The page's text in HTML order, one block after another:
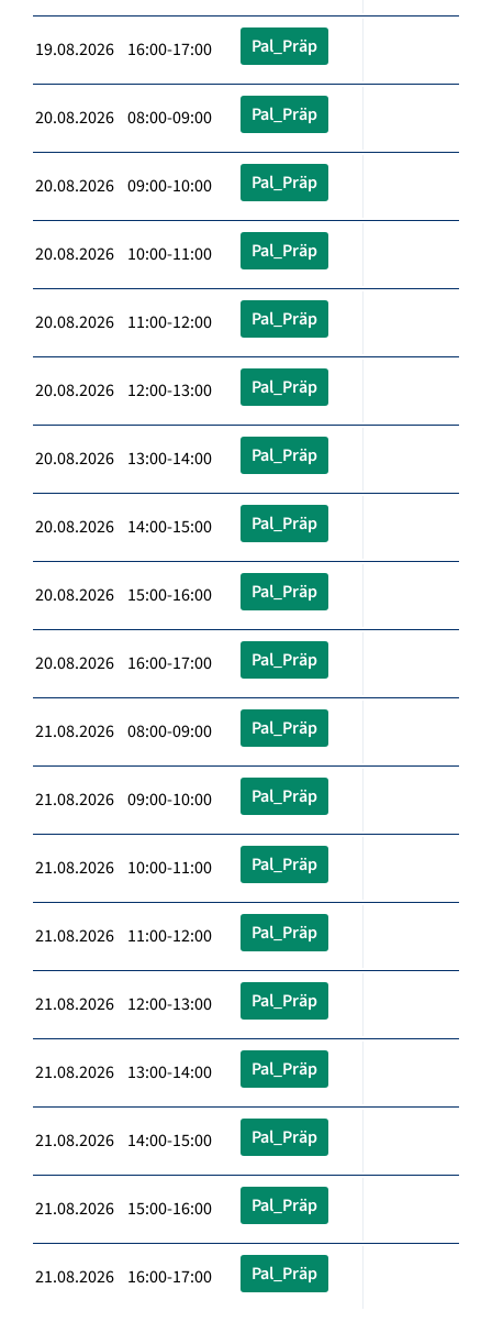
19.08.2026 16:00-17:00 Pal_Präp
20.08.2026 08:00-09:00 Pal_Präp
20.08.2026 09:00-10:00 Pal_Präp
20.08.2026 10:00-11:00 Pal_Präp
20.08.2026 11:00-12:00 Pal_Präp
20.08.2026 12:00-13:00 Pal_Präp
20.08.2026 13:00-14:00 Pal_Präp
20.08.2026 14:00-15:00 Pal_Präp
20.08.2026 15:00-16:00 Pal_Präp
20.08.2026 16:00-17:00 Pal_Präp
21.08.2026 08:00-09:00 Pal_Präp
21.08.2026 09:00-10:00 Pal_Präp
21.08.2026 10:00-11:00 Pal_Präp
21.08.2026 11:00-12:00 Pal_Präp
21.08.2026 12:00-13:00 Pal_Präp
21.08.2026 13:00-14:00 Pal_Präp
21.08.2026 14:00-15:00 Pal_Präp
21.08.2026 15:00-16:00 Pal_Präp
21.08.2026 16:00-17:00 Pal_Präp